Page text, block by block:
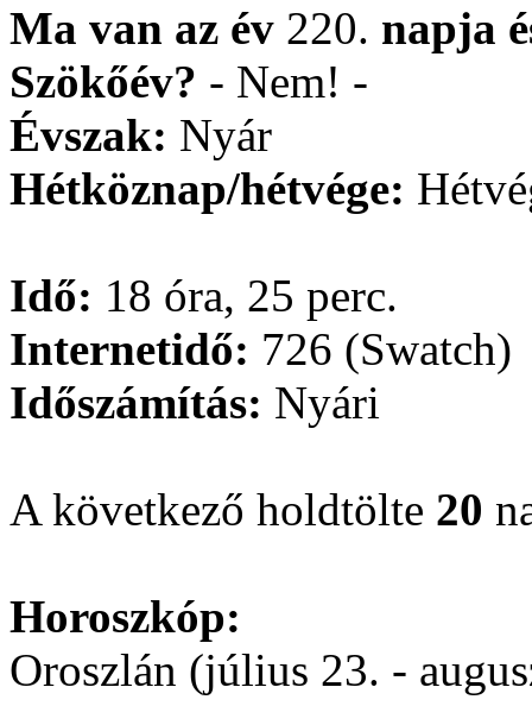
Ma van az év 220. napja
Szökőév? - Nem! -
Évszak: Nyár
Hétköznap/hétvége:
Idő: 18 óra, 25 perc.
Internetidő: 726 (Swatch)
Időszámítás: Nyári
A következő holdtölte 20
Horoszkóp:
Oroszlán (július 23. -